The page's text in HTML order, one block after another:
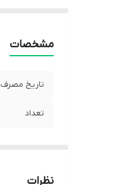
مشخصات
تاریخ مصرف
تعداد
نظرات